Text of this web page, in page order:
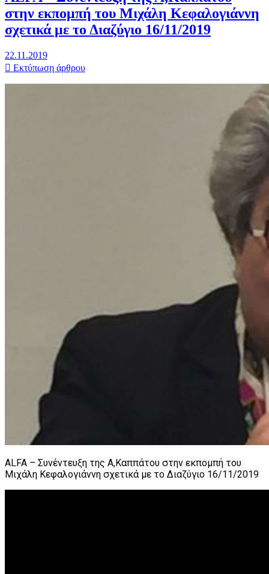
στην εκπομπή του Μιχάλη Κεφαλογιάννη
σχετικά με το Διαζύγιο 16/11/2019
22.11.2019
Εκτύπωση άρθρου
ALFA – Συνέντευξη της Α,Καππάτου στην εκπομπή του
Μιχάλη Κεφαλογιάννη σχετικά με το Διαζύγιο 16/11/2019